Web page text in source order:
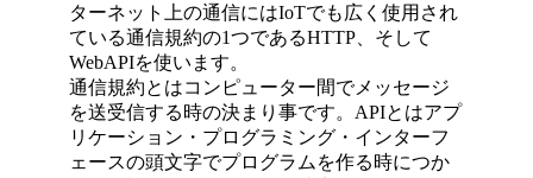
ターネット上の通信にはIoTでも広く使用され
ている通信規約の1つであるHTTP、そして
WebAPIを使います。
通信規約とはコンピューター間でメッセージ
を送受信する時の決まり事です。APIとはアプ
リケーション・プログラミング・インターフ
ェースの頭文字でプログラムを作る時につか